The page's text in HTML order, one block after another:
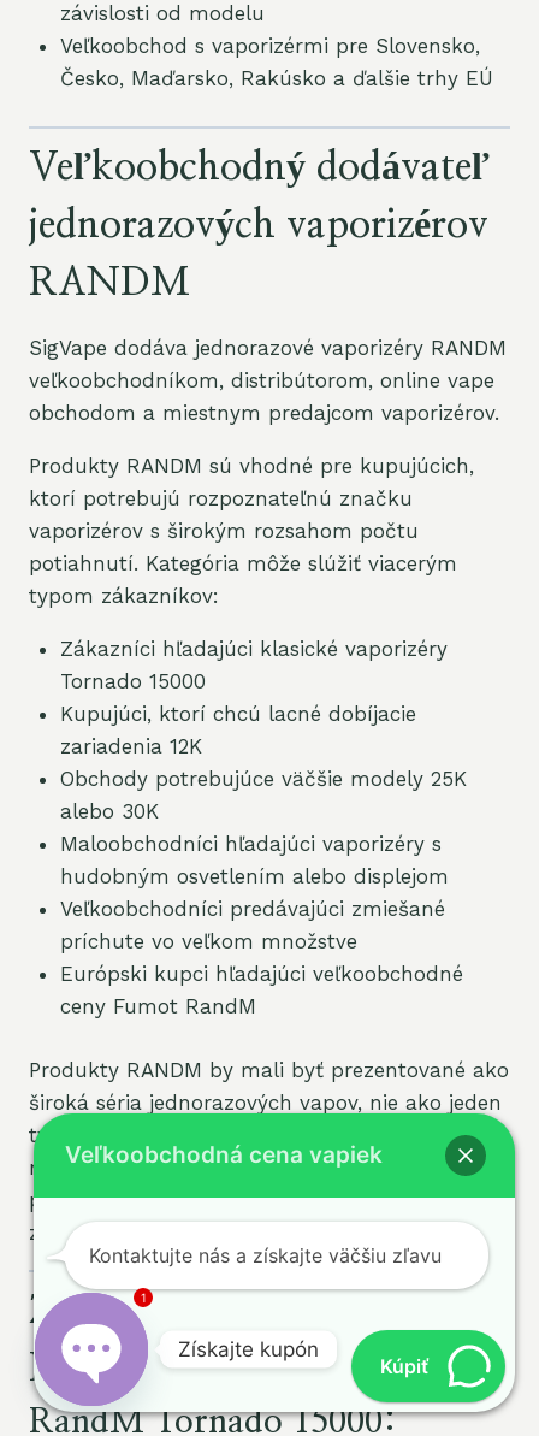
závislosti od modelu
Veľkoobchod s vaporizérmi pre Slovensko,
Česko, Maďarsko, Rakúsko a ďalšie trhy EÚ
Veľkoobchodný dodávateľ
jednorazových vaporizérov
RANDM
SigVape dodáva jednorazové vaporizéry RANDM
veľkoobchodníkom, distribútorom, online vape
obchodom a miestnym predajcom vaporizérov.
Produkty RANDM sú vhodné pre kupujúcich,
ktorí potrebujú rozpoznateľnú značku
vaporizérov s širokým rozsahom počtu
potiahnutí. Kategória môže slúžiť viacerým
typom zákazníkov:
Zákazníci hľadajúci klasické vaporizéry
Tornado 15000
Kupujúci, ktorí chcú lacné dobíjacie
zariadenia 12K
Obchody potrebujúce väčšie modely 25K
alebo 30K
Maloobchodníci hľadajúci vaporizéry s
hudobným osvetlením alebo displejom
Veľkoobchodníci predávajúci zmiešané
príchute vo veľkom množstve
Európski kupci hľadajúci veľkoobchodné
ceny Fumot RandM
Produkty RANDM by mali byť prezentované ako
široká séria jednorazových vapov, nie ako jeden
typ zariadenia. Niektoré modely sa zameriavajú
na veľký výber príchutí, iné na displej a niektoré
používajú osvetlenie reagujúce na hudbu na
zvýšenie atraktívnosti pre predajcov.
Zvýraznené produkty
RANDM Vape
RandM Tornado 15000:
Kúpiť
Veľkoobchodná cena vapiek
Kontaktujte nás a získajte väčšiu zľavu
Získajte kupón
Otvoriť